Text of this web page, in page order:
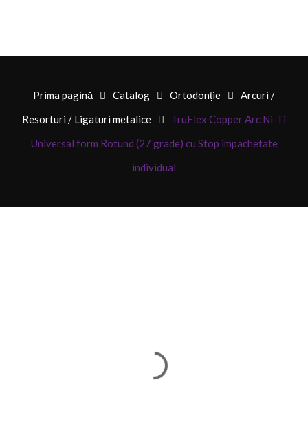
Prima pagină Catalog Ortodonție
Arcuri /
Resorturi / Ligaturi metalice
TruFlex Copper Arc Ni-Ti
Universal form Rotund (27 grade) cu Stop impachetate
individual